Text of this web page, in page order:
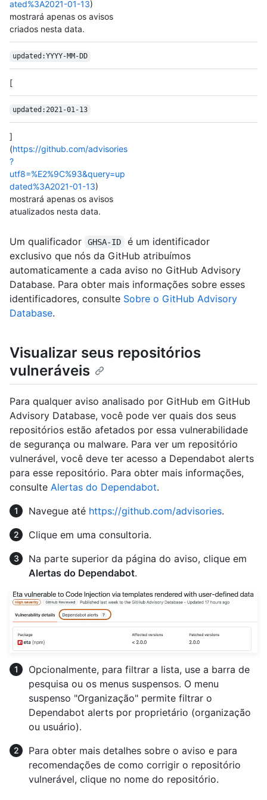
ated%3A2021-01-13)
mostrará apenas os avisos
criados nesta data.
updated:YYYY-MM-DD
[
updated:2021-01-13
]
(https://github.com/advisories
?
utf8=%E2%9C%93&query=up
dated%3A2021-01-13)
mostrará apenas os avisos
atualizados nesta data.
Um qualificador GHSA-ID
é um identificador
exclusivo que nós da GitHub atribuímos
automaticamente a cada aviso no GitHub Advisory
Database. Para obter mais informações sobre esses
identificadores, consulte Sobre o GitHub Advisory
Database.
Visualizar seus repositórios
vulneráveis
Para qualquer aviso analisado por GitHub em GitHub
Advisory Database, você pode ver quais dos seus
repositórios estão afetados por essa vulnerabilidade
de segurança ou malware. Para ver um repositório
vulnerável, você deve ter acesso a Dependabot alerts
para esse repositório. Para obter mais informações,
consulte Alertas do Dependabot.
Navegue até https://github.com/advisories.
Clique em uma consultoria.
Na parte superior da página do aviso, clique em
Alertas do Dependabot.
Opcionalmente, para filtrar a lista, use a barra de
pesquisa ou os menus suspensos. O menu
suspenso "Organização" permite filtrar o
Dependabot alerts por proprietário (organização
ou usuário).
Para obter mais detalhes sobre o aviso e para
recomendações de como corrigir o repositório
vulnerável, clique no nome do repositório.